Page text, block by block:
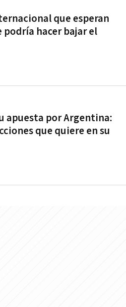
que esperan
podría hacer bajar el
apuesta por Argentina:
que quiere en su